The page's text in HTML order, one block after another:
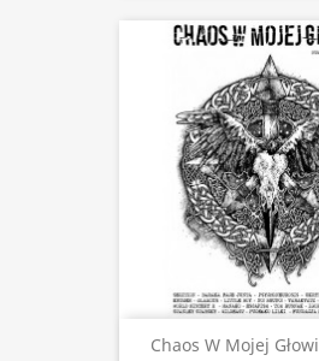
Chaos W Mojej